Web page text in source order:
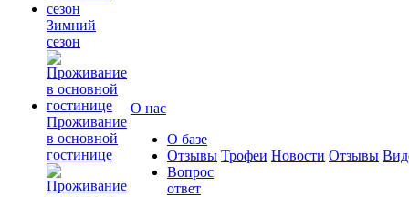
Зимний
сезон
Проживание
в основной
гостинице
О нас
О базе
Отзывы
Вопрос
ответ
Трофеи Новости Отзывы